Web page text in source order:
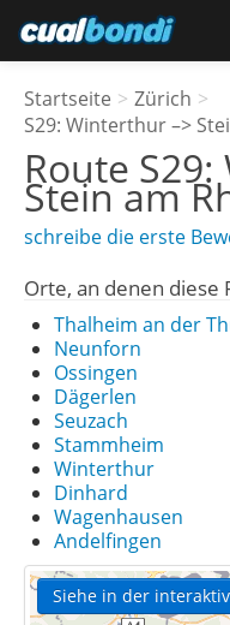
Star-Benutzer
Umfrage
Startseite > Zürich >
S29: Winterthur –>
Route
Stein am
schreibe die erste
Orte, an denen
Thalheim an der
Neunforn
Ossingen
Dägerlen
Seuzach
Stammheim
Winterthur
Dinhard
Wagenhausen
Andelfingen
Siehe in der